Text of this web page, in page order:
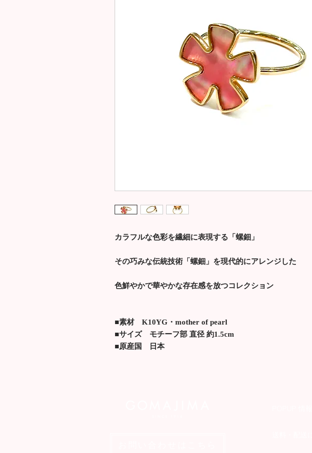
カラフルな色彩を繊細に表現する「螺鈿」
その巧みな伝統技術「螺鈿」を現代的にアレンジした
色鮮やかで華やかな存在感を放つコレクション
■素材 K10YG・mother of pearl
■サイズ モチーフ部 直径 約1.5cm
■原産国 日本